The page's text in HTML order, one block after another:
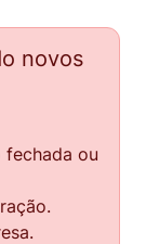
novos
fechada ou